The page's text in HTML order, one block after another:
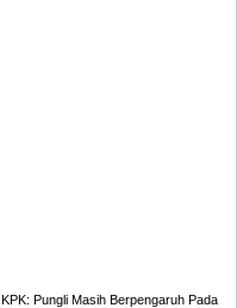
KPK: Pungli Masih Berpengaruh Pada